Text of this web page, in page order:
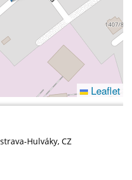
Leaflet
Hulváky, CZ